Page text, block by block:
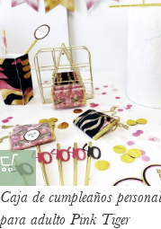
Caja de cumpleaños
para adulto Pink Tiger